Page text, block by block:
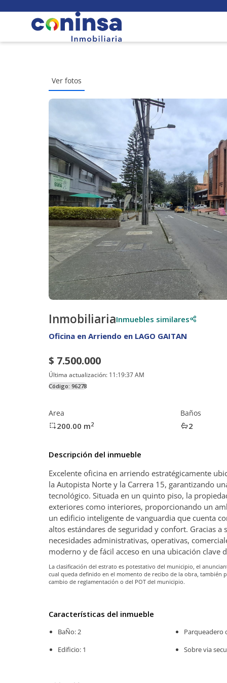
Ver fotos
InmobiliariaInmuebles similares
Oficina en Arriendo en LAGO GAITAN
$ 7.500.000
Última actualización: 11:19:37 AM
Código: 96278
Area
200.00 m2
Baños
2
Descripción del inmueble
Excelente oficina en arriendo estratégicamente
la Autopista Norte y la Carrera 15, garantizando
tecnológico. Situada en un quinto piso, la
exteriores como interiores, proporcionando un
un edificio inteligente de vanguardia que cuenta
altos estándares de seguridad y confort. Gracias
necesidades administrativas, operativas,
moderno y de fácil acceso en una ubicación clave
La clasificación del estrato es potestativo del municipio, el
cual queda definido en el momento de recibo de la obra,
cambio de reglamentación o del POT del municipio.
Características del inmueble
BaÑo: 2
Edificio: 1
Parqueadero
Sobre via